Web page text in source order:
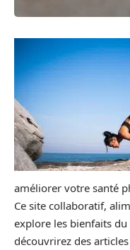
améliorer votre santé
Ce site collaboratif,
explore les bienfaits
découvrirez des